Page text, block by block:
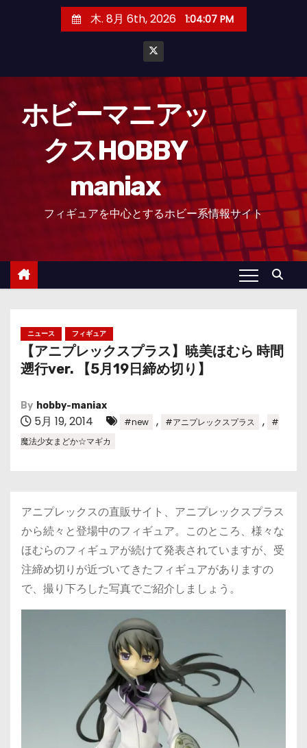
木. 8月 6th, 2026 1:04:08 PM
ホビーマニアッ
クスHOBBY
maniax
フィギュアを中心とするホビー系情報サイト
ニュース フィギュア
【アニプレックスプラス】暁美ほむら 時間
遡行ver. 【5月19日締め切り】
By hobby-maniax
5月 19, 2014 #new , #アニプレックスプラス ,
#
魔法少女まどか☆マギカ
アニプレックスの直販サイト、アニプレックスプラス
から続々と登場中のフィギュア。このところ、様々な
ほむらのフィギュアが続けて発表されていますが、受
注締め切りが近づいてきたフィギュアがありますの
で、撮り下ろした写真でご紹介しましょう。